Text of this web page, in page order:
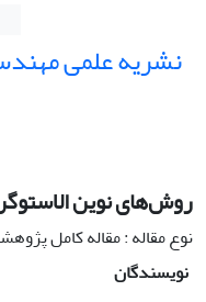
نشریه علمی
روش‌های نوین
نوع مقاله : مقاله کامل
نویسندگان